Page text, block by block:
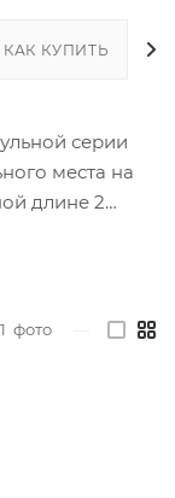
КАК КУПИТЬ
серии
места на
длине 2
1 фото